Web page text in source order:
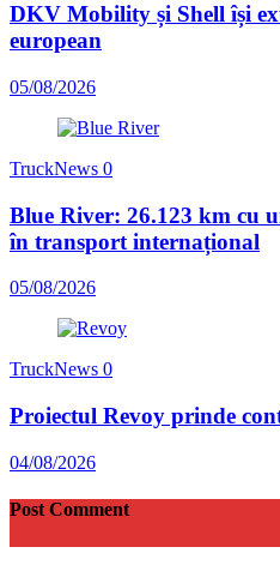
DKV Mobility și Shell își
european
05/08/2026
TruckNews 0
Blue River: 26.123 km cu
în transport internațional
05/08/2026
TruckNews 0
Proiectul Revoy prinde
04/08/2026
Post Comment